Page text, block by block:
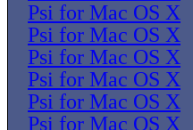
Psi for Mac OS X
Psi for Mac OS X
Psi for Mac OS X
Psi for Mac OS X
Psi for Mac OS X
Psi for Mac OS X